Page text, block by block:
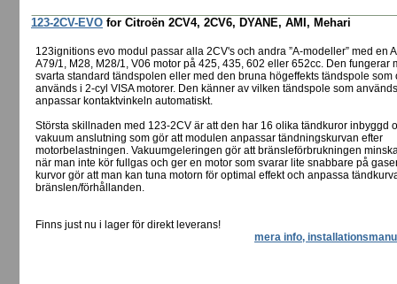
123-2CV-EVO for Citroën 2CV4, 2CV6, DYANE, AMI, Mehari
123ignitions evo modul passar alla 2CV's och andra ”A-modeller” med en
A79/1, M28, M28/1, V06 motor på 425, 435, 602 eller 652cc. Den fungerar
svarta standard tändspolen eller med den bruna högeffekts tändspole som
används i 2-cyl VISA motorer. Den känner av vilken tändspole som
anpassar kontaktvinkeln automatiskt.
Största skillnaden med 123-2CV är att den har 16 olika tändkuror inbyggd
vakuum anslutning som gör att modulen anpassar tändningskurvan efter
motorbelastningen. Vakuumgeleringen gör att bränsleförbrukningen
när man inte kör fullgas och ger en motor som svarar lite snabbare på
kurvor gör att man kan tuna motorn för optimal effekt och anpassa
bränslen/förhållanden.
Finns just nu i lager för direkt leverans!
mera info,